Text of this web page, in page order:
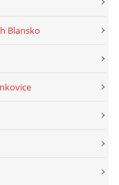
Blansko